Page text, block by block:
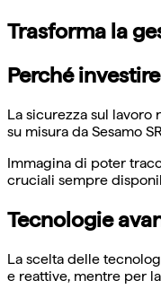
Trasforma la
Perché
La sicurezza sul lavoro
su misura da Sesamo
Immagina di poter
cruciali sempre
Tecnologie
La scelta delle
e reattive, mentre per